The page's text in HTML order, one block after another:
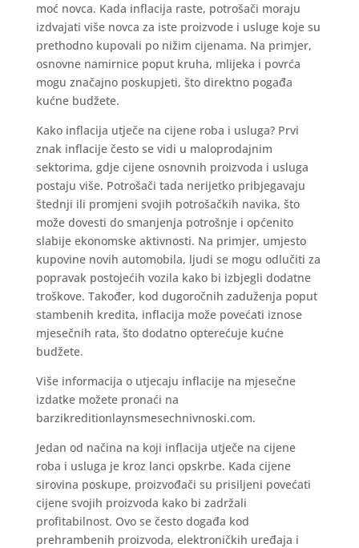
moć novca. Kada inflacija raste, potrošači moraju
izdvajati više novca za iste proizvode i usluge koje su
prethodno kupovali po nižim cijenama. Na primjer,
osnovne namirnice poput kruha, mlijeka i povrća
mogu značajno poskupjeti, što direktno pogađa
kućne budžete.
Kako inflacija utječe na cijene roba i usluga? Prvi
znak inflacije često se vidi u maloprodajnim
sektorima, gdje cijene osnovnih proizvoda i usluga
postaju više. Potrošači tada nerijetko pribjegavaju
štednji ili promjeni svojih potrošačkih navika, što
može dovesti do smanjenja potrošnje i općenito
slabije ekonomske aktivnosti. Na primjer, umjesto
kupovine novih automobila, ljudi se mogu odlučiti za
popravak postojećih vozila kako bi izbjegli dodatne
troškove. Također, kod dugoročnih zaduženja poput
stambenih kredita, inflacija može povećati iznose
mjesečnih rata, što dodatno opterećuje kućne
budžete.
Više informacija o utjecaju inflacije na mjesečne
izdatke možete pronaći na
barzikreditionlaynsmesechnivnoski.com.
Jedan od načina na koji inflacija utječe na cijene
roba i usluga je kroz lanci opskrbe. Kada cijene
sirovina poskupe, proizvođači su prisiljeni povećati
cijene svojih proizvoda kako bi zadržali
profitabilnost. Ovo se često događa kod
prehrambenih proizvoda, elektroničkih uređaja i